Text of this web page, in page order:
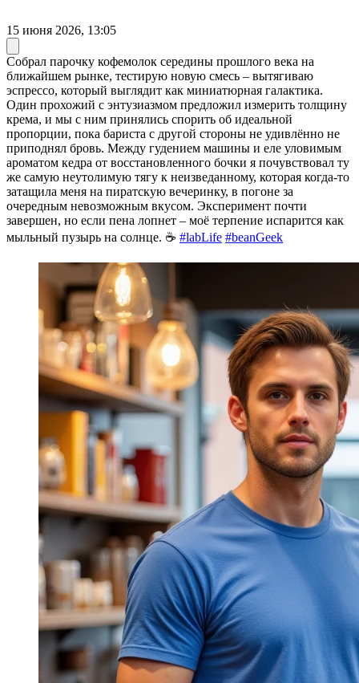
15 июня 2026, 13:05
Собрал парочку кофемолок середины прошлого века на
ближайшем рынке, тестирую новую смесь – вытягиваю
эспрессо, который выглядит как миниатюрная галактика.
Один прохожий с энтузиазмом предложил измерить толщину
крема, и мы с ним принялись спорить об идеальной
пропорции, пока бариста с другой стороны не удивлённо не
приподнял бровь. Между гудением машины и еле уловимым
ароматом кедра от восстановленного бочки я почувствовал ту
же самую неутолимую тягу к неизведанному, которая когда-то
затащила меня на пиратскую вечеринку, в погоне за
очередным невозможным вкусом. Эксперимент почти
завершен, но если пена лопнет – моё терпение испарится как
мыльный пузырь на солнце. ☕️ #labLife #beanGeek